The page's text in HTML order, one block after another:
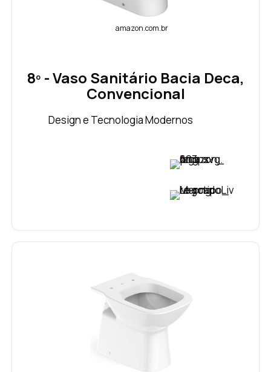
amazon.com.br
8º - Vaso Sanitário Bacia Deca,
Convencional
Design e Tecnologia Modernos